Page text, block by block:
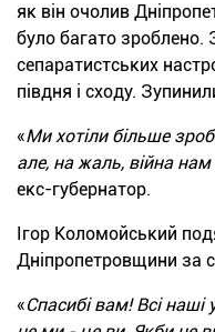
як він очолив
було багато зроблено.
сепаратистських
півдня і сходу.
«Ми хотіли більше
але, на жаль, війна
екс-губернатор.
Ігор Коломойський
Дніпропетровщини за
«Спасибі вам! Всі наші